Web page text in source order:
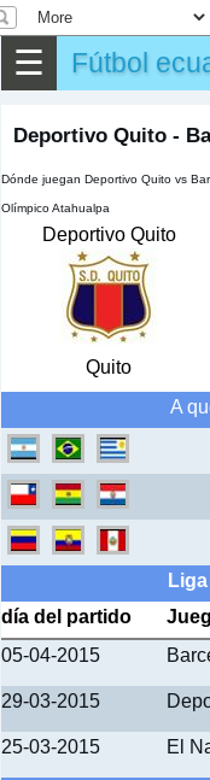
☰ Fútbol
Deportivo Quito -
Dónde juegan Deportivo Quito vs
Olímpico Atahualpa
Deportivo Quito
Quito
A
día del partido
05-04-2015
29-03-2015
25-03-2015 El